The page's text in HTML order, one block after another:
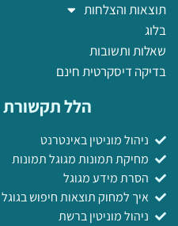
תוצאות והצלחות
בלוג
שאלות ותשובות
בדיקה דיסקרטית חינם
הלל תקשורת
ניהול מוניטין באינטרנט
מחיקת תמונות מגוגל תמונות
הסרת מידע מגוגל
איך למחוק תוצאות חיפוש בגוגל
ניהול מוניטין ברשת